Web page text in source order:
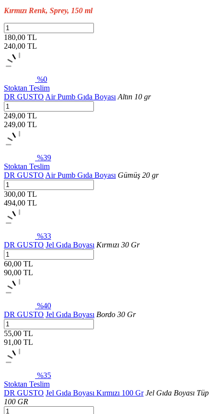
Kırmızı Renk, Sprey, 150 ml
180,00 TL
240,00 TL
%0
Stoktan Teslim
DR GUSTO Air Pumb Gıda Boyası Altın 10 gr
249,00 TL
249,00 TL
%39
Stoktan Teslim
DR GUSTO Air Pumb Gıda Boyası Gümüş 20 gr
300,00 TL
494,00 TL
%33
DR GUSTO Jel Gıda Boyası Kırmızı 30 Gr
60,00 TL
90,00 TL
%40
DR GUSTO Jel Gıda Boyası Bordo 30 Gr
55,00 TL
91,00 TL
%35
Stoktan Teslim
DR GUSTO Jel Gıda Boyası Kırmızı 100 Gr Jel Gıda Boyası Tüp
100 GR